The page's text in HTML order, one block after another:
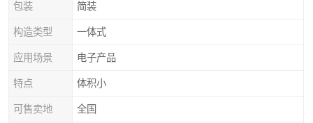
包装 简装
构造类型 一体式
应用场景 电子产品
特点 体积小
可售卖地 全国